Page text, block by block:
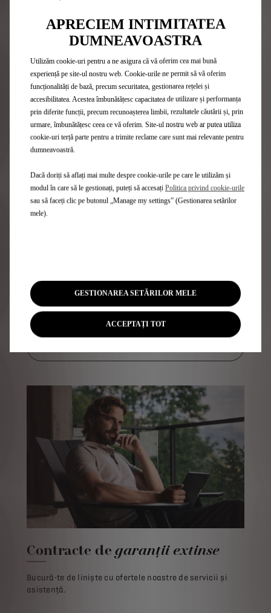
SERVICII PERSONALIZATE
ONLYYOU
Descoperă pachetul nostru de servicii personalizate.
Contracte de garanții extinse
Bucură-te de liniște cu ofertele noastre de servicii și
asistență.
APRECIEM INTIMITATEA
DUMNEAVOASTRA
Utilizăm cookie-uri pentru a ne asigura că vă oferim cea mai bună
experiență pe site-ul nostru web. Cookie-urile ne permit să vă oferim
funcționalități de bază, precum securitatea, gestionarea rețelei și
accesibilitatea. Acestea îmbunătățesc capacitatea de utilizare și performanța
prin diferite funcții, precum recunoașterea limbii, rezultatele căutării și, prin
urmare, îmbunătățesc ceea ce vă oferim. Site-ul nostru web ar putea utiliza
cookie-uri terță parte pentru a trimite reclame care sunt mai relevante pentru
dumneavoastră.
Dacă doriți să aflați mai multe despre cookie-urile pe care le utilizăm și
modul în care să le gestionați, puteți să accesați Politica privind cookie-urile
sau să faceți clic pe butonul „Manage my settings” (Gestionarea setărilor
mele).
GESTIONAREA SETĂRILOR MELE
ACCEPTAȚI TOT